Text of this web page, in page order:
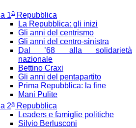
la 1aRepubblica
La Repubblica: gli inizi
Gli anni del centrismo
Gli anni del centro-sinistra
Dal ’68 alla solidarietà
nazionale
Bettino Craxi
Gli anni del pentapartito
Prima Repubblica: la fine
Mani Pulite
la 2aRepubblica
Leaders e famiglie politiche
Silvio Berlusconi